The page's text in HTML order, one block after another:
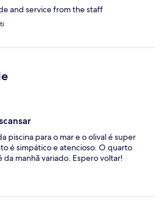
and service from the staff
piscina para o mar e o olival é super
é simpático e atencioso. O quarto
manhã variado. Espero voltar!